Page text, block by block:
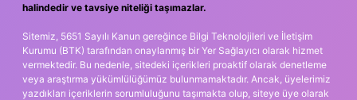
halindedir ve tavsiye niteliği taşımazlar.
Sitemiz, 5651 Sayılı Kanun gereğince Bilgi Teknolojileri ve İletişim
Kurumu (BTK) tarafından onaylanmış bir Yer Sağlayıcı olarak hizmet
vermektedir. Bu nedenle, sitedeki içerikleri proaktif olarak denetleme
veya araştırma yükümlülüğümüz bulunmamaktadır. Ancak, üyelerimiz
yazdıkları içeriklerin sorumluluğunu taşımakta olup, siteye üye olarak